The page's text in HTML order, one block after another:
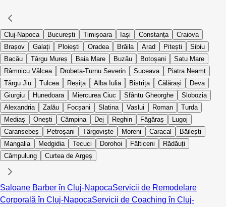
Cluj-Napoca București Timișoara Iași Constanța
Craiova
Brașov
Galați Ploiești Oradea Brăila Arad Pitești
Sibiu
Bacău
Târgu Mureș Baia Mare Buzău Botoșani
Satu Mare
Râmnicu Vâlcea
Drobeta-Turnu Severin Suceava
Piatra Neamț
Târgu Jiu
Tulcea Reșița Alba Iulia Bistrița Călărași
Deva
Giurgiu
Hunedoara Miercurea Ciuc Sfântu Gheorghe
Slobozia
Alexandria
Zalău Focșani Slatina Vaslui Roman
Turda
Mediaș
Onești Câmpina Dej Reghin Făgăraș
Lugoj
Caransebeș
Petroșani Târgoviște Moreni Caracal
Băilești
Mangalia
Medgidia Tecuci Dorohoi Fălticeni
Rădăuți
Câmpulung
Curtea de Argeș
Saloane Barber în Cluj-NapocaServicii de Remodelare
Corporală în Cluj-NapocaServicii de Coaching în Cluj-